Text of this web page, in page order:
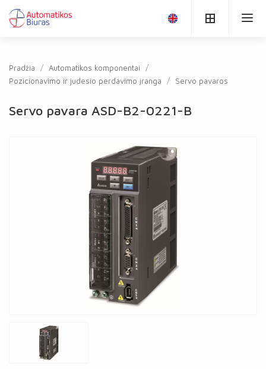
Pradžia
Automatikos komponentai
Pozicionavimo ir judesio perdavimo įranga
Servo pavaros
Servo pavara ASD-B2-0221-B